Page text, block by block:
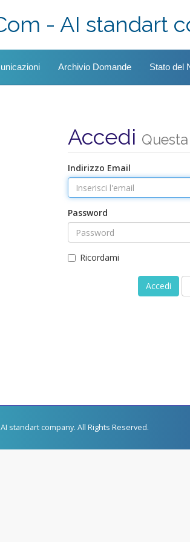
- AI standart
Archivio Domande Stato del
Accedi
Indirizzo Email
Password
Ricordami
standart company. All Rights Reserved.